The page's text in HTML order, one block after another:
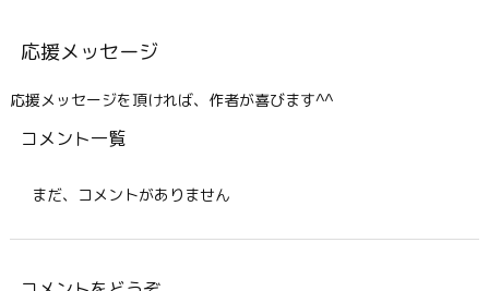
応援メッセージ
応援メッセージを頂ければ、作者が喜びます^^
コメント一覧
まだ、コメントがありません